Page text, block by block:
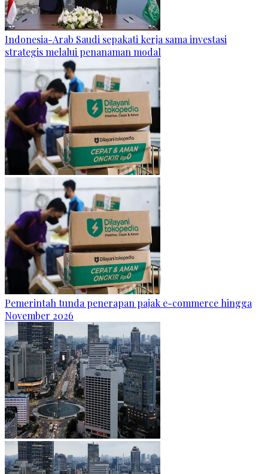
Indonesia-Arab Saudi sepakati kerja sama investasi
strategis melalui penanaman modal
Pemerintah tunda penerapan pajak e-commerce hingga
November 2026